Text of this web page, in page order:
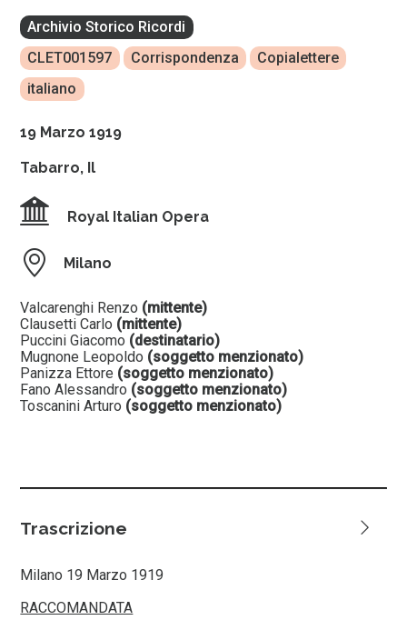
Archivio Storico Ricordi
CLET001597
Corrispondenza
Copialettere
italiano
19 Marzo 1919
Tabarro, Il
Royal Italian Opera
Milano
Valcarenghi Renzo (mittente)
Clausetti Carlo (mittente)
Puccini Giacomo (destinatario)
Mugnone Leopoldo (soggetto menzionato)
Panizza Ettore (soggetto menzionato)
Fano Alessandro (soggetto menzionato)
Toscanini Arturo (soggetto menzionato)
Trascrizione
Milano 19 Marzo 1919
RACCOMANDATA